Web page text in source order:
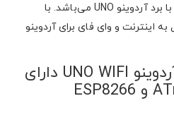
wemos d1 دارای ابعاد یکسان با برد آردوینو UNO می‌باشد. با
به اینترنت و وای فای برای آردوینو
مشخصات فنی برد آردوینو UNO WIFI دارای